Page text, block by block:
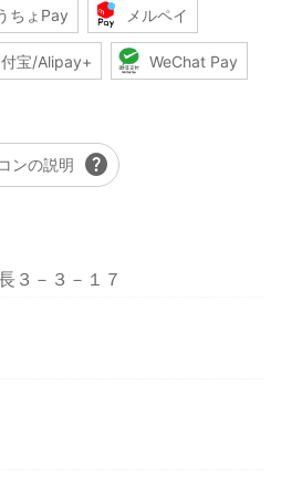
ちょPay メルペイ
宝/Alipay+ WeChat Pay
ンの説明 help
３－３－１７